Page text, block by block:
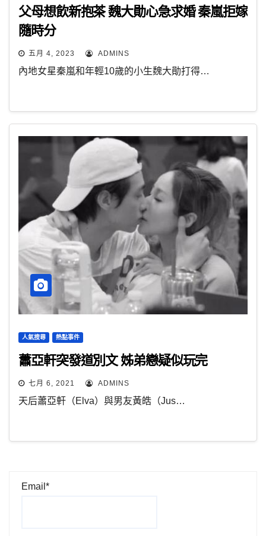
父母想飲新抱茶 魏大勛心急求婚 秦嵐拒嫁
隨時分
五月 4, 2023 ADMINS
內地女星秦嵐和年輕10歲的小生魏大勛打得…
人氣搜尋 熱點事件
蕭亞軒突發道別文 姊弟戀疑似玩完
七月 6, 2021 ADMINS
天后蕭亞軒（Elva）與男友黃皓（Jus…
Email*